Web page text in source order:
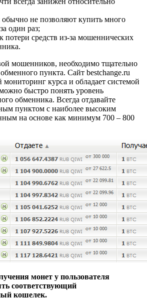
не позволяют купить много
один раз;
потери средств из-за мошеннических
мошенников, необходимо тщательно
пункта. Сайт bestchange.ru
курса и обладает системой
быстро понять уровень
обменника. Всегда отдавайте
пунктом с наиболее высоким
на основе как минимум 700 – 800
монет у пользователя
соответствующий
кошелек.